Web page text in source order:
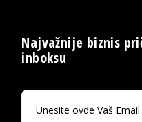
Najvažnije biznis
inboksu